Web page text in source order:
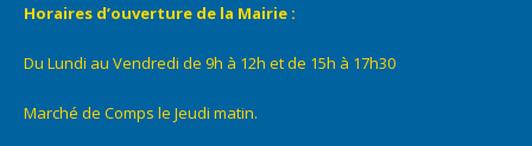
Horaires d’ouverture de la Mairie :
Du Lundi au Vendredi de 9h à 12h et de 15h à 17h30
Marché de Comps le Jeudi matin.